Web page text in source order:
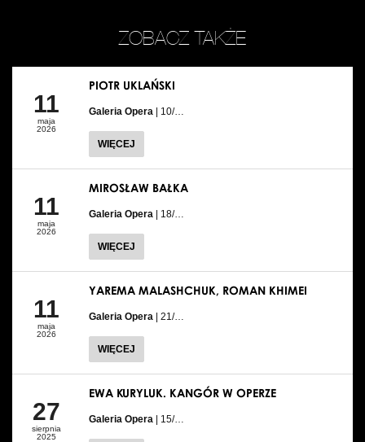
ZOBACZ TAKŻE
11
maja
2026
PIOTR UKLAŃSKI
Galeria Opera | 10/…
WIĘCEJ
11
maja
2026
MIROSŁAW BAŁKA
Galeria Opera | 18/…
WIĘCEJ
11
maja
2026
YAREMA MALASHCHUK, ROMAN KHIMEI
Galeria Opera | 21/…
WIĘCEJ
27
sierpnia
2025
EWA KURYLUK. KANGÓR W OPERZE
Galeria Opera | 15/…